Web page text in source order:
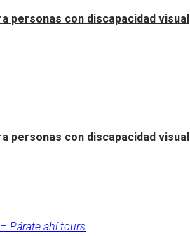
personas con discapacidad visual
personas con discapacidad visual
Párate ahí tours